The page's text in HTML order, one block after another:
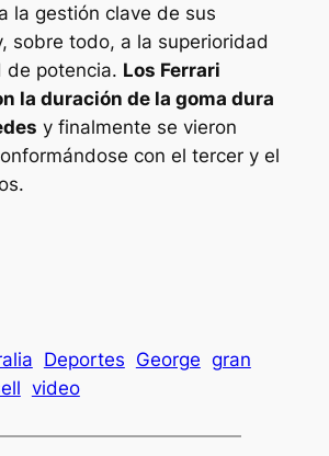
la gestión clave de sus
sobre todo, a la superioridad
de potencia. Los Ferrari
la duración de la goma dura
y finalmente se vieron
con el tercer y el
Deportes George gran
video